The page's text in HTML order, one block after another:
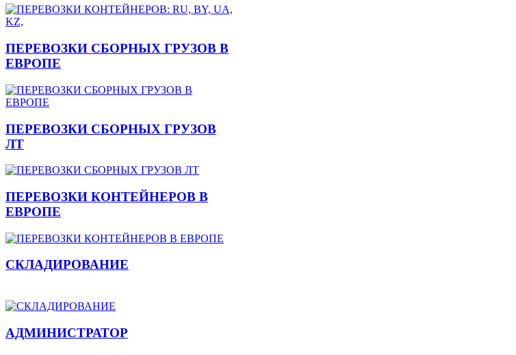
ПЕРЕВОЗКИ СБОРНЫХ ГРУЗОВ В
ЕВРОПЕ
ПЕРЕВОЗКИ СБОРНЫХ ГРУЗОВ
ЛТ
ПЕРЕВОЗКИ КОНТЕЙНЕРОВ В
ЕВРОПЕ
СКЛАДИРОВАНИЕ
АДМИНИСТРАТОР